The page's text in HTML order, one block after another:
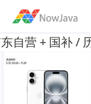
自营 + 国补 /